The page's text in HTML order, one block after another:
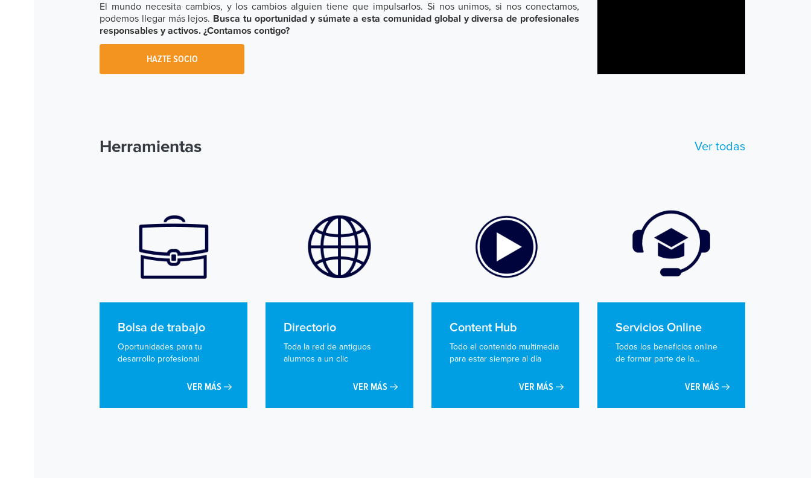
El mundo necesita cambios, y los cambios alguien tiene que impulsarlos. Si nos unimos, si nos conectamos,
podemos llegar más lejos. Busca tu oportunidad y súmate a esta comunidad global y diversa de profesionales
responsables y activos. ¿Contamos contigo?
HAZTE SOCIO
Herramientas Ver todas
Bolsa de trabajo
Oportunidades para tu
desarrollo profesional
VER MÁS
Directorio
Toda la red de antiguos
alumnos a un clic
VER MÁS
Content Hub
Todo el contenido multimedia
para estar siempre al día
VER MÁS
Servicios Online
Todos los beneficios online
de formar parte de la
VER MÁS